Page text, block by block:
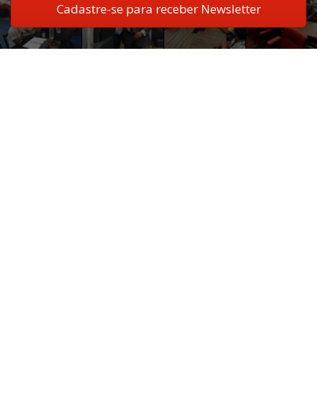
Cadastre-se para receber Newsletter